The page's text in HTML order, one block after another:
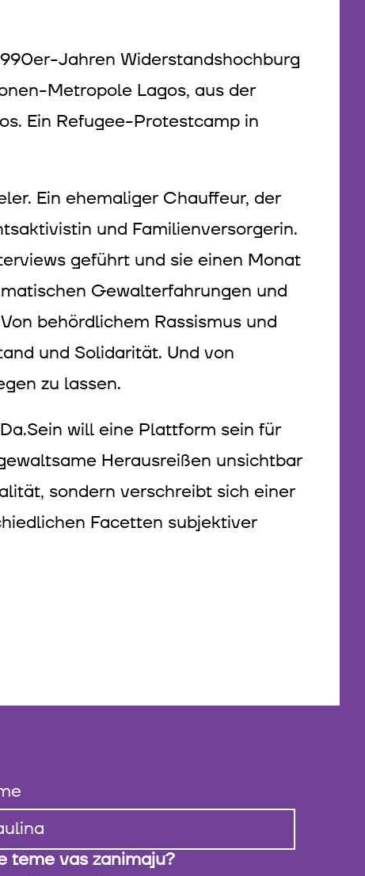
Jahren Widerstandshochburg
Metropole Lagos, aus der
Ein Refugee-Protestcamp in
Ein ehemaliger Chauffeur, der
und Familienversorgerin.
geführt und sie einen Monat
Gewalterfahrungen und
behördlichem Rassismus und
und Solidarität. Und von
zu lassen.
will eine Plattform sein für
Herausreißen unsichtbar
sondern verschreibt sich einer
Facetten subjektiver
teme vas zanimaju?